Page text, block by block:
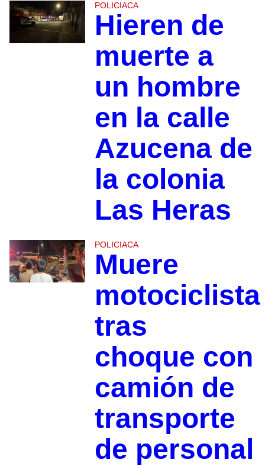
POLICIACA
Hieren de
muerte a
un hombre
en la calle
Azucena de
la colonia
Las Heras
POLICIACA
Muere
motociclista
tras
choque con
camión de
transporte
de personal